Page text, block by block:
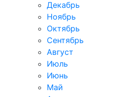
Декабрь
Ноябрь
Октябрь
Сентябрь
Август
Июль
Июнь
Май